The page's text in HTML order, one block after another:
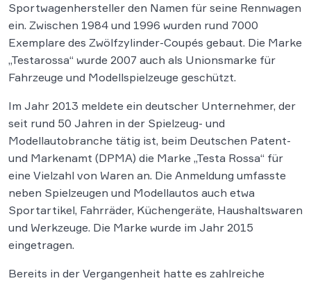
Sportwagenhersteller den Namen für seine Rennwagen
ein. Zwischen 1984 und 1996 wurden rund 7000
Exemplare des Zwölfzylinder-Coupés gebaut. Die Marke
„Testarossa“ wurde 2007 auch als Unionsmarke für
Fahrzeuge und Modellspielzeuge geschützt.
Im Jahr 2013 meldete ein deutscher Unternehmer, der
seit rund 50 Jahren in der Spielzeug- und
Modellautobranche tätig ist, beim Deutschen Patent-
und Markenamt (DPMA) die Marke „Testa Rossa“ für
eine Vielzahl von Waren an. Die Anmeldung umfasste
neben Spielzeugen und Modellautos auch etwa
Sportartikel, Fahrräder, Küchengeräte, Haushaltswaren
und Werkzeuge. Die Marke wurde im Jahr 2015
eingetragen.
Bereits in der Vergangenheit hatte es zahlreiche